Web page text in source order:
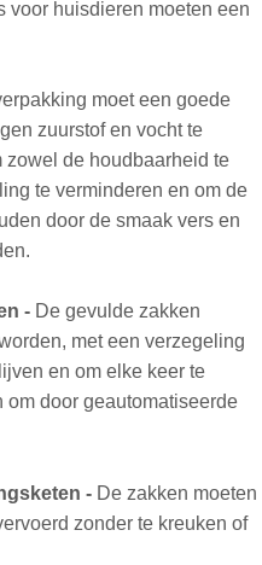
voor huisdieren moeten een
moet een goede
zuurstof en vocht te
zowel de houdbaarheid te
te verminderen en om de
door de smaak vers en
- De gevulde zakken
met een verzegeling
en om elke keer te
door geautomatiseerde
- De zakken moeten
zonder te kreuken of